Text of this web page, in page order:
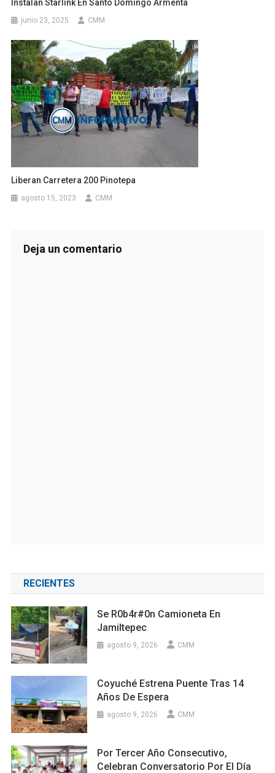
Instalan Starlink En Santo Domingo Armenta
junio 23, 2025 CMM
Liberan Carretera 200 Pinotepa
agosto 15, 2023 CMM
Deja un comentario
RECIENTES
Se R0b4r#0n Camioneta En
Jamiltepec
agosto 9, 2026 CMM
Coyuché Estrena Puente Tras 14
Años De Espera
agosto 9, 2026 CMM
Por Tercer Año Consecutivo,
Celebran Conversatorio Por El Día